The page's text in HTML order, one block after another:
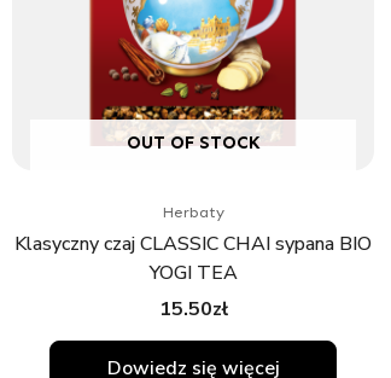
OUT OF STOCK
Herbaty
Klasyczny czaj CLASSIC CHAI sypana BIO
YOGI TEA
15.50zł
Dowiedz się więcej